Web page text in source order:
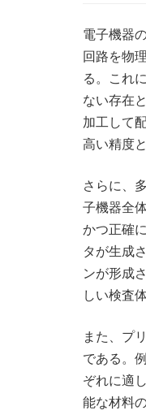
電子機器
回路を物
る。これ
ない存在
加工して
高い精度
さらに、
子機器全
かつ正確
タが生成
ンが形成
しい検査
また、プ
である。
ぞれに適
能な材料